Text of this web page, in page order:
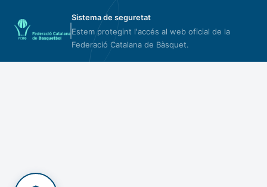
Sistema de seguretat
Estem protegint l'accés al web oficial de la
Federació Catalana de Bàsquet.